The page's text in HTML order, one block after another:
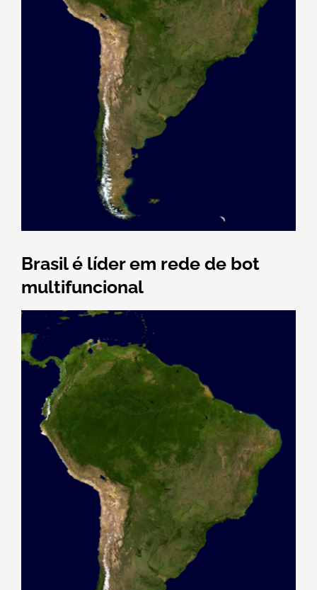
Brasil é líder em rede de bot
multifuncional